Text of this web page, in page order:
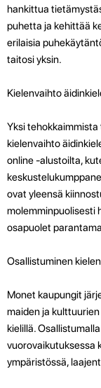
hankittua
puhetta ja kehittää
erilaisia
taitosi yksin.
Kielenvaihto
Yksi
kielenvaihto
online -alustoilta,
ovat yleensä
molemminpuolisesti
osapuolet
Osallistuminen
Monet kaupungit
maiden ja
kielillä.
vuorovaikutuksessa
ympäristössä,